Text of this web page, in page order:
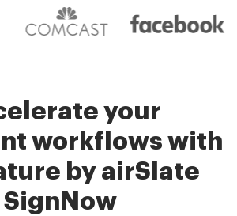
your
workflows with
by airSlate
SignNow